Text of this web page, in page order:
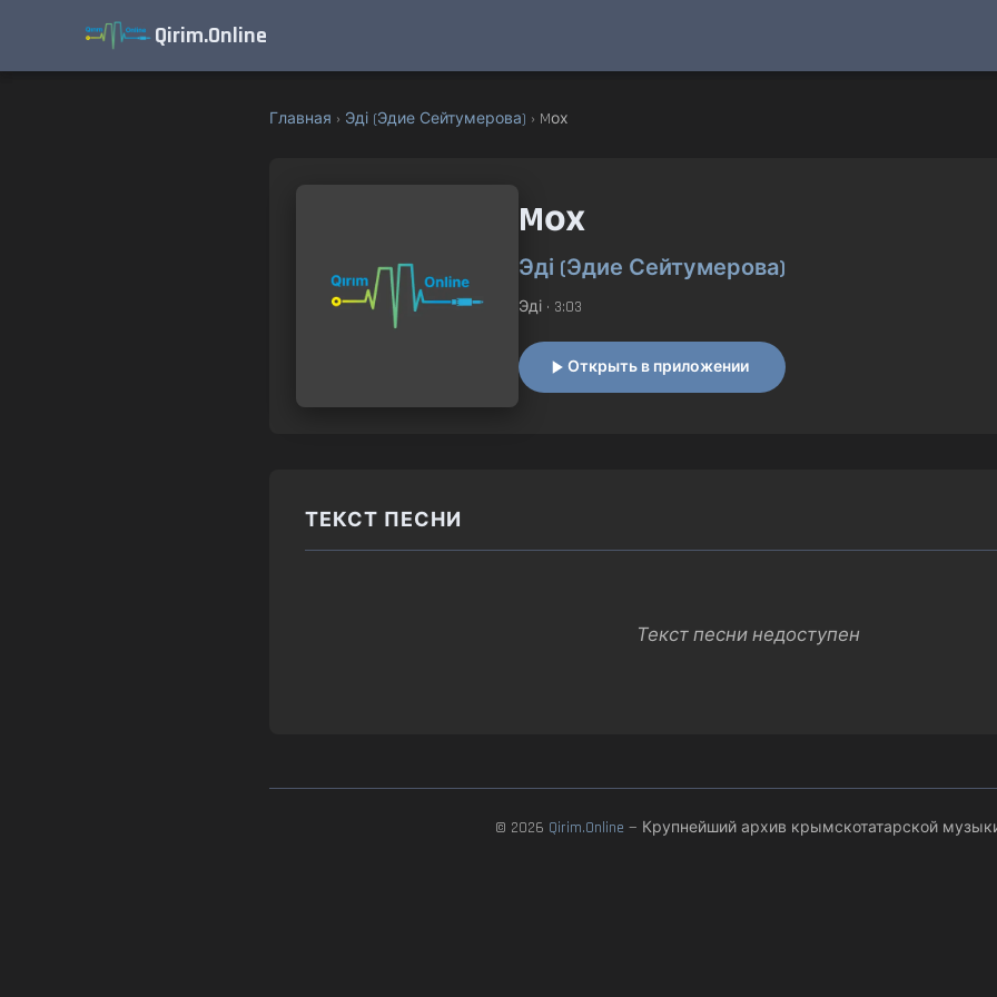
Qirim.Online
Главная › Эді (Эдие Сейтумерова) › Mох
Mох
Эді (Эдие Сейтумерова)
Эді • 3:03
Открыть в приложении
ТЕКСТ ПЕСНИ
Текст песни недоступен
© 2026 Qirim.Online — Крупнейший архив крымскотатарской